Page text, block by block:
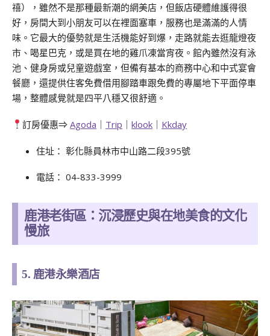
禧），雖然不是那種最新潮的網美店，但飯店硬體維護得很
好，房間大到小朋友可以在裡面塞車，服務也是滿滿的人情
味。它最大的優勢就是生活機能好到爆，走路就能去逛龍燈夜
市、喝星巴克，或是買在地的雞爪凍當宵夜。館內雖然沒有泳
池、健身房或兒童遊戲室，但備有基本的商務中心和中式宴會
餐廳，還提供住客免費借用腳踏車跟免費的專屬地下平面停車
場，整體感覺就是四平八穩又很舒適。
訂房優惠⇒Agoda ｜ Trip ｜klook ｜ Kkday
住址： 彰化縣員林市中山路二段395號
電話： 04-833-3999
鹿港老街區：沉浸歷史與在地美食的文化
慢旅
5. 鹿港永樂酒店